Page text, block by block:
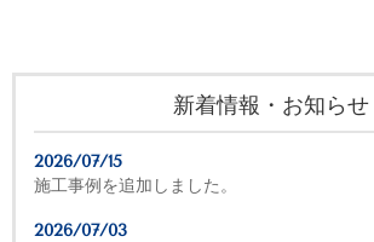
新着情報・お知らせ
2026/07/15
施工事例を追加しました。
2026/07/03